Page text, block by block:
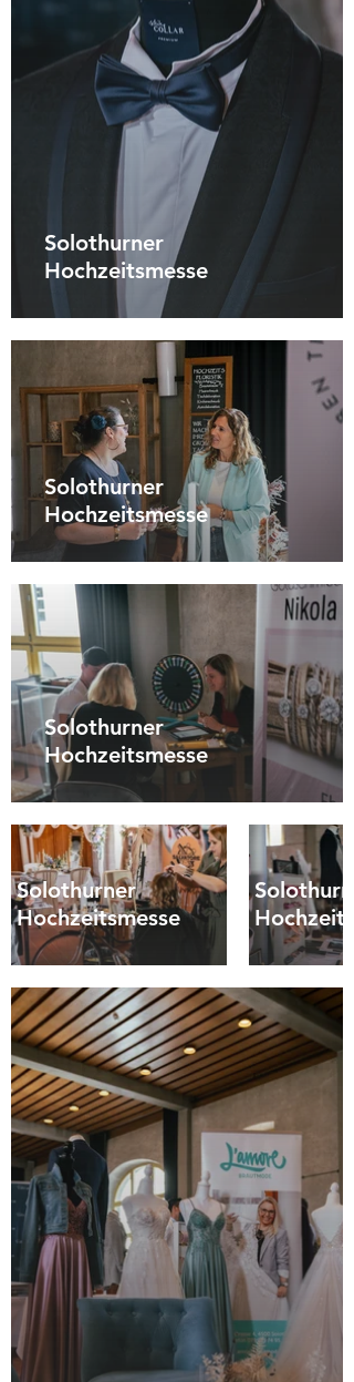
Solothurner
Hochzeitsmesse
Solothurner
Hochzeitsmesse
Solothurner
Hochzeitsmesse
Solothurner
Hochzeitsmesse